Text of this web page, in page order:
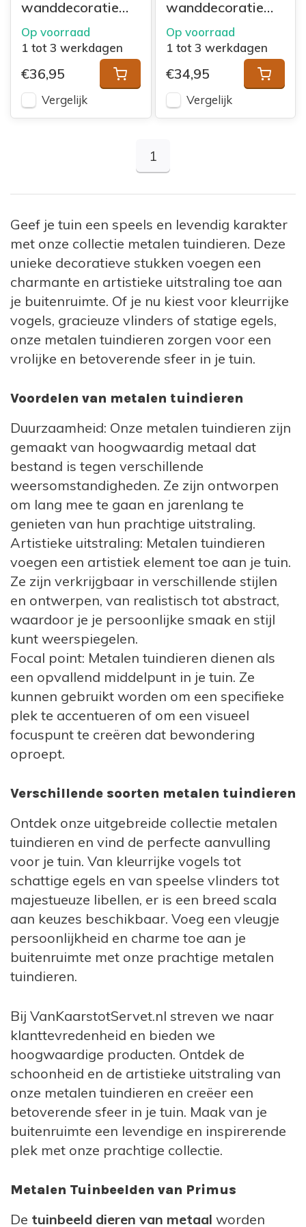
Bij VanKaarstotServet.nl streven we naar
klanttevredenheid en bieden we
hoogwaardige producten. Ontdek de
schoonheid en de artistieke uitstraling van
onze metalen tuindieren en creëer een
betoverende sfeer in je tuin. Maak van je
plek met onze prachtige collectie.
Metalen Tuinbeelden van Primus
Detuinbeeld dieren van metaalworden
gemaakt door Primus, een creatief merk dat
zich kenmerkt door een vernieuwend en
verrassende assortiment van hoge kwaliteit
en originaliteit. De beelden voor in de tuin
zijn gemaakt van sterk metaal en in een, bij
het dier passende, kleur gecoat. De maten
variëren van 15 tot 80 cm en het
kippen, koeien, schapen, konijnen en
en pelikanen. Ook kunt u hier natuurlijk de
authentieketuinkabouters kopen, de
zogenaamde gnomes van metaal. De
collectie tuinbeelden wordt regelmatig
uitgebreid met nieuwe dieren en gnomes. Elk
tuinbeeld is uniek vormgegeven en is met de
hand afgewerkt in mooie kleuren. Een aantal
dieren uit de metalen beelden collectie zijn
cartoonesk ontworpen, terwijl andere
beelden bijzonder zijn door een juist
gedetailleerde of abstracte vormgeving.
Dedieren tuinbeelden voor in de tuin
bijzonder en origineel om zelf in de tuin te
zetten of leuk om als cadeau te geven.
Hiermee zet u een echte eyecatcher in de
tuin, op de veranda of op het terras. Door
het sterke metaal dat is gebruikt zult u jaren
plezier hebben van de metalen dieren.
Metalen dieren
Een nieuwe trend is ontstaan met de
metalen dieren. Steeds vaker zien we ze
terug komen in tuinen, op balkons, veranda's
en terrassen. De metalen dieren spreken tot
de verbeelding en zijn sfeervol decoratief.
Een leuke set met metalen dieren voor in de
tuin is leuk om als cadeau te geven. Iedereen
heeft wel een favoriet dier en met een set
metalen beeldjes van dieren waar iemand
dieren zijn verkrijgbaar in allerlei soorten,
formaten en kleuren.
Tuinkabouter
Primus heeft ook een mooie
serietuinkaboutersin de collectie. De
zogenaamde gnoom is er in drie varianten, 1
kruiwagen en 1 met een graafset. Het is
tuinkabouter ofgnoomin de tuin te zetten.
wanddecoratie
Leeuw
Op voorraad
1 tot 3 werkdagen
€36,95
Vergelijk
wanddecoratie
Olifant
Op voorraad
1 tot 3 werkdagen
€34,95
Vergelijk
1
Geef je tuin een speels en levendig karakter
met onze collectie metalen tuindieren. Deze
unieke decoratieve stukken voegen een
charmante en artistieke uitstraling toe aan
je buitenruimte. Of je nu kiest voor kleurrijke
vogels, gracieuze vlinders of statige egels,
onze metalen tuindieren zorgen voor een
vrolijke en betoverende sfeer in je tuin.
Voordelen van metalen tuindieren
Duurzaamheid: Onze metalen tuindieren zijn
gemaakt van hoogwaardig metaal dat
bestand is tegen verschillende
weersomstandigheden. Ze zijn ontworpen
om lang mee te gaan en jarenlang te
genieten van hun prachtige uitstraling.
Artistieke uitstraling: Metalen tuindieren
voegen een artistiek element toe aan je tuin.
Ze zijn verkrijgbaar in verschillende stijlen
en ontwerpen, van realistisch tot abstract,
waardoor je je persoonlijke smaak en stijl
kunt weerspiegelen.
Focal point: Metalen tuindieren dienen als
een opvallend middelpunt in je tuin. Ze
kunnen gebruikt worden om een specifieke
plek te accentueren of om een visueel
focuspunt te creëren dat bewondering
oproept.
Verschillende soorten metalen tuindieren
Ontdek onze uitgebreide collectie metalen
tuindieren en vind de perfecte aanvulling
voor je tuin. Van kleurrijke vogels tot
schattige egels en van speelse vlinders tot
majestueuze libellen, er is een breed scala
aan keuzes beschikbaar. Voeg een vleugje
persoonlijkheid en charme toe aan je
buitenruimte met onze prachtige metalen
tuindieren.
Bij VanKaarstotServet.nl streven we naar
klanttevredenheid en bieden we
hoogwaardige producten. Ontdek de
schoonheid en de artistieke uitstraling van
onze metalen tuindieren en creëer een
betoverende sfeer in je tuin. Maak van je
buitenruimte een levendige en inspirerende
plek met onze prachtige collectie.
Metalen Tuinbeelden van Primus
De tuinbeeld dieren van metaal worden